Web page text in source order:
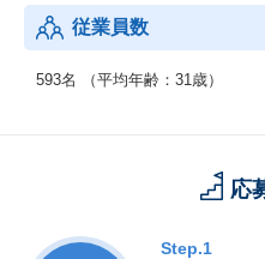
従業員数
593名 （平均年齢：31歳）
応
Step.1